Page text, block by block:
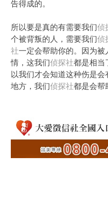
告得成的。
所以要是真的有需要我们侦
个被背叛的人，需要我们侦
社一定会帮助你的。因为
情，这我们侦探社都是相当
以我们才会知道这种伤是
地方，我们侦探社都是会帮